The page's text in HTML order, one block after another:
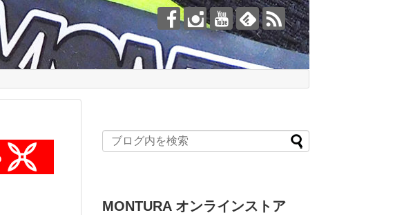
MONTURA オンラインストア